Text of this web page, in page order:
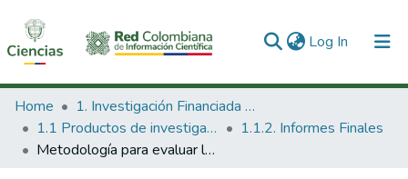
Log In (current)
Communities & Collections
All of DSpace
Home
1. Investigación Financiada con Recursos Públicos
1.1 Productos de investigación
1.1.2. Informes Finales
Metodología para evaluar la mezcla rápida hidráulica en vertedores frontales a partir de prueba de jarras